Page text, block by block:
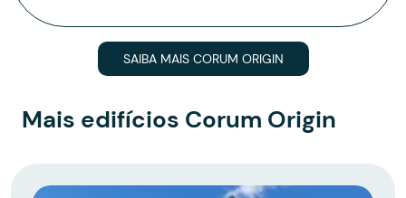
SAIBA MAIS CORUM ORIGIN
Mais edifícios Corum Origin